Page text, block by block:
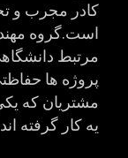
كادر مجرب و
است.گروه
مرتبط
پروژه ها
مشتريان كه
يه كار گرفته